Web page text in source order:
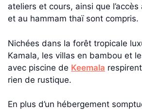
ateliers et cours, ainsi que
et au hammam thaï sont compris.
Nichées dans la forêt tropicale
Kamala, les villas en bambou et
avec piscine de Keemala
rien de rustique.
En plus d’un hébergement